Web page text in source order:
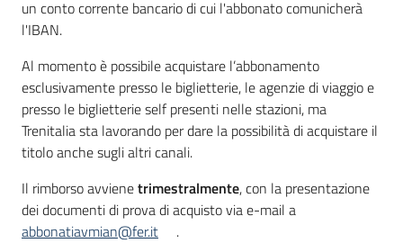
un conto corrente bancario di cui l'abbonato comunicherà
l'IBAN.
Al momento è possibile acquistare l’abbonamento
esclusivamente presso le biglietterie, le agenzie di viaggio e
presso le biglietterie self presenti nelle stazioni, ma
Trenitalia sta lavorando per dare la possibilità di acquistare il
titolo anche sugli altri canali.
Il rimborso avvienetrimestralmente, con la presentazione
dei documenti di prova di acquisto via e-mail a
abbonatiavmian@fer.it
.